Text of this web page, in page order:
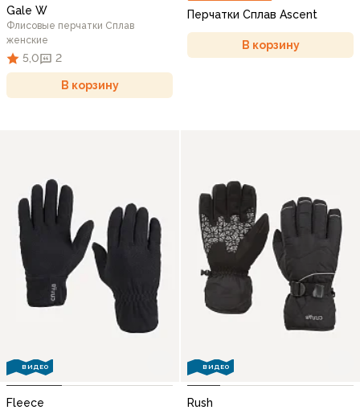
Gale W
Флисовые перчатки Сплав
женские
5,0 2
В корзину
Перчатки Сплав Ascent
В корзину
ВИДЕО
Fleece
ВИДЕО
Rush